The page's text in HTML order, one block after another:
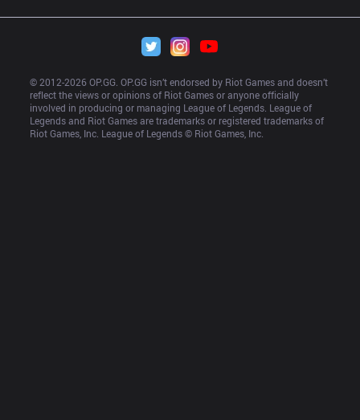
© 2012-2026 OP.GG. OP.GG isn’t endorsed by Riot Games and doesn’t
reflect the views or opinions of Riot Games or anyone officially
involved in producing or managing League of Legends. League of
Legends and Riot Games are trademarks or registered trademarks of
Riot Games, Inc. League of Legends © Riot Games, Inc.